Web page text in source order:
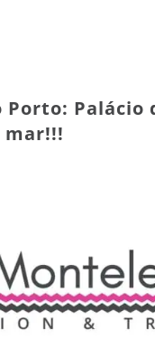
Porto: Palácio